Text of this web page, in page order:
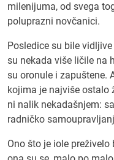
milenijuma, od svega
poluprazni novčanici.
Posledice su bile
su nekada više ličile na
su oronule i zapuštene.
kojima je najviše ostalo
ni nalik nekadašnjem:
radničko
Ono što je iole